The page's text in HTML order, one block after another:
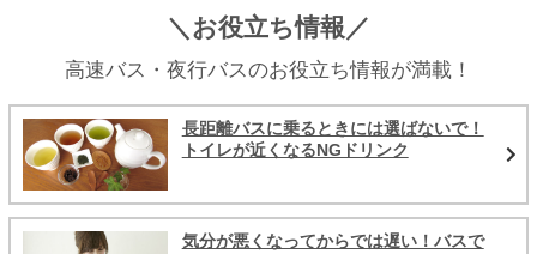
＼お役立ち情報／
高速バス・夜行バスのお役立ち情報が満載！
長距離バスに乗るときには選ばないで！
トイレが近くなるNGドリンク
気分が悪くなってからでは遅い！バスで